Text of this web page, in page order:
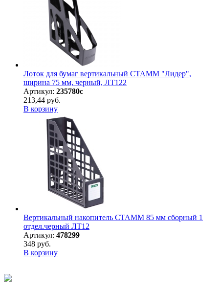
Лоток для бумаг вертикальный СТАММ "Лидер",
ширина 75 мм, черный, ЛТ122
Артикул: 235780с
213,44 руб.
В корзину
Вертикальный накопитель СТАММ 85 мм сборный 1
отдел.черный ЛТ12
Артикул: 478299
348 руб.
В корзину